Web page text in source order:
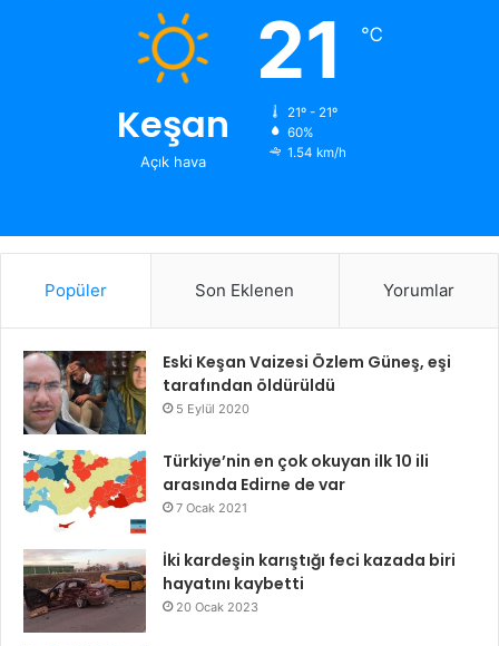
Keşan
Açık hava
21 ℃
21º - 21º
60%
1.54 km/h
Popüler Son Eklenen Yorumlar
Eski Keşan Vaizesi Özlem Güneş, eşi
tarafından öldürüldü
5 Eylül 2020
Türkiye’nin en çok okuyan ilk 10 ili
arasında Edirne de var
7 Ocak 2021
İki kardeşin karıştığı feci kazada biri
hayatını kaybetti
20 Ocak 2023